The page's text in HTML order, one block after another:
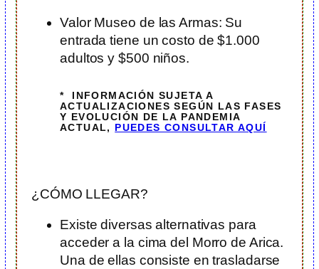
Valor Museo de las Armas: Su
entrada tiene un costo de $1.000
adultos y $500 niños.
* INFORMACIÓN SUJETA A
ACTUALIZACIONES SEGÚN LAS FASES
Y EVOLUCIÓN DE LA PANDEMIA
ACTUAL, PUEDES CONSULTAR AQUÍ
¿CÓMO LLEGAR?
Existe diversas alternativas para
acceder a la cima del Morro de Arica.
Una de ellas consiste en trasladarse